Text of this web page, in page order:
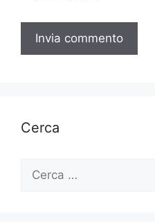
Cerca
per: